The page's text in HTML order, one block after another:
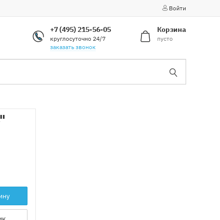
Войти
+7 (495) 215-56-05
круглосуточно 24/7
заказать звонок
Корзина
пусто